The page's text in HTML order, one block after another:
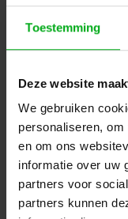
Toestemming
Deze website
We gebruiken
personaliseren,
en om ons
informatie over uw
partners voor
partners kunnen
Sennheiser |